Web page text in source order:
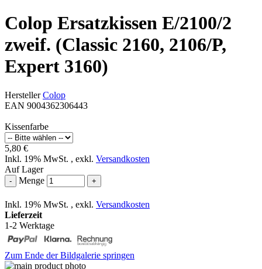
Colop Ersatzkissen E/2100/2
zweif. (Classic 2160, 2106/P,
Expert 3160)
HerstellerColop
EAN 9004362306443
Kissenfarbe
5,80 €
Inkl. 19% MwSt. , exkl. Versandkosten
Auf Lager
- Menge +
Inkl. 19% MwSt. , exkl. Versandkosten
Lieferzeit
1-2 Werktage
Zum Ende der Bildgalerie springen